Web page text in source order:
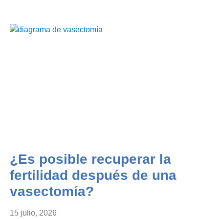
¿Es posible recuperar la
fertilidad después de una
vasectomía?
15 julio, 2026